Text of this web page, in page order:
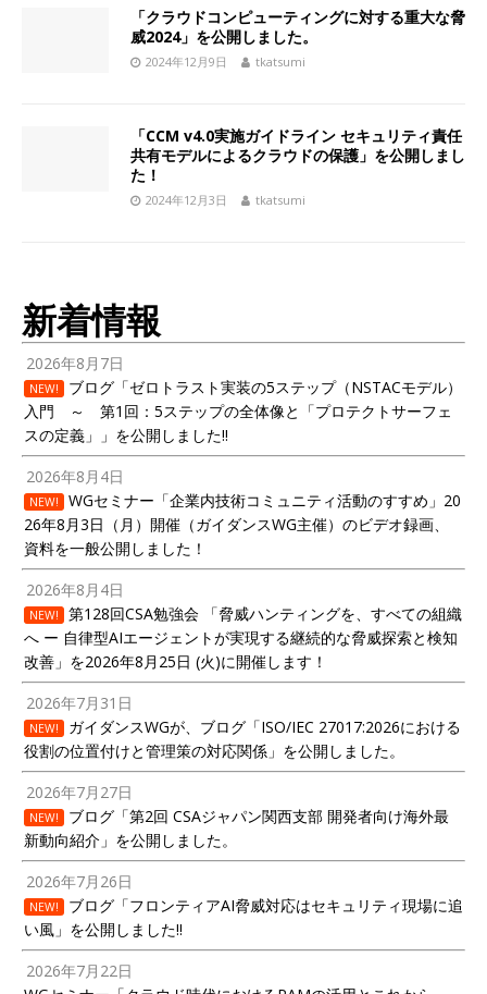
「クラウドコンピューティングに対する重大な脅
威2024」を公開しました。
2024年12月9日 tkatsumi
「CCM v4.0実施ガイドライン セキュリティ責任
共有モデルによるクラウドの保護」を公開しまし
た！
2024年12月3日 tkatsumi
新着情報
2026年8月7日
NEW!
ブログ「ゼロトラスト実装の5ステップ（NSTACモデル）
入門 ～ 第1回：5ステップの全体像と「プロテクトサーフェ
スの定義」」を公開しました!!
2026年8月4日
NEW!
WGセミナー「企業内技術コミュニティ活動のすすめ」20
26年8月3日（月）開催（ガイダンスWG主催）のビデオ録画、
資料を一般公開しました！
2026年8月4日
NEW!
第128回CSA勉強会 「脅威ハンティングを、すべての組織
へ ー 自律型AIエージェントが実現する継続的な脅威探索と検知
改善」を2026年8月25日 (火)に開催します！
2026年7月31日
NEW!
ガイダンスWGが、ブログ「ISO/IEC 27017:2026における
役割の位置付けと管理策の対応関係」を公開しました。
2026年7月27日
NEW!
ブログ「第2回 CSAジャパン関西支部 開発者向け海外最
新動向紹介」を公開しました。
2026年7月26日
NEW!
ブログ「フロンティアAI脅威対応はセキュリティ現場に追
い風」を公開しました!!
2026年7月22日